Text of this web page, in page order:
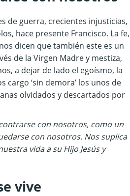
de guerra, crecientes injusticias,
hace presente Francisco. La fe,
dicen que también este es un
de la Virgen Madre y mestiza,
a dejar de lado el egoísmo, la
‘sin demora’ los unos de
olvidados y descartados por
con nosotros, como un
con nosotros. Nos suplica
vida a su Hijo Jesús y
vive